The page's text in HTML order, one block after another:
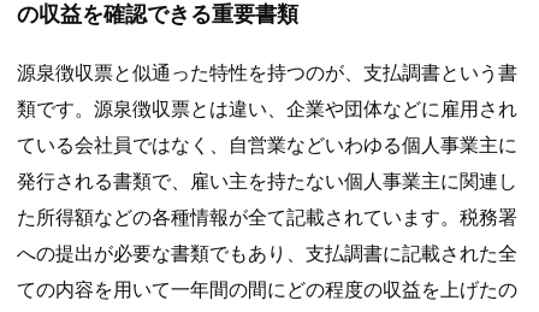
の収益を確認できる重要書類
源泉徴収票と似通った特性を持つのが、支払調書という書
類です。源泉徴収票とは違い、企業や団体などに雇用され
ている会社員ではなく、自営業などいわゆる個人事業主に
発行される書類で、雇い主を持たない個人事業主に関連し
た所得額などの各種情報が全て記載されています。税務署
への提出が必要な書類でもあり、支払調書に記載された全
ての内容を用いて一年間の間にどの程度の収益を上げたの